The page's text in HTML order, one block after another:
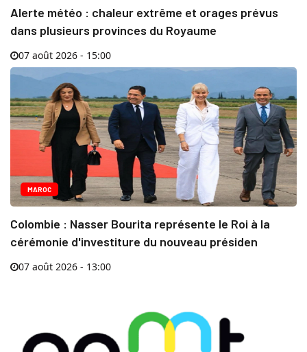
Alerte météo : chaleur extrême et orages prévus
dans plusieurs provinces du Royaume
07 août 2026 - 15:00
MAROC
Colombie : Nasser Bourita représente le Roi à la
cérémonie d'investiture du nouveau présiden
07 août 2026 - 13:00